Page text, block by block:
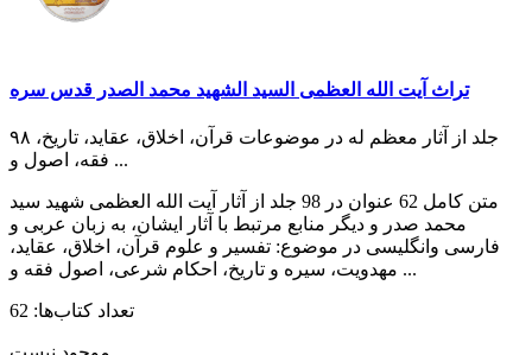
تراث آیت الله العظمی السید الشهید محمد الصدر قدس سره
۹۸ جلد از آثار معظم له در موضوعات قرآن، اخلاق، عقاید، تاریخ،
فقه، اصول و ...
متن کامل 62 عنوان در 98 جلد از آثار آیت‌ الله العظمی شهید سید
محمد صدر و دیگر منابع مرتبط با آثار ایشان، به زبان عربی و
فارسی وانگلیسی در موضوع: تفسیر و علوم قرآن، اخلاق، عقاید،
مهدویت، سیره و تاریخ، احکام شرعی، اصول فقه و ...
تعداد کتاب‌ها: 62